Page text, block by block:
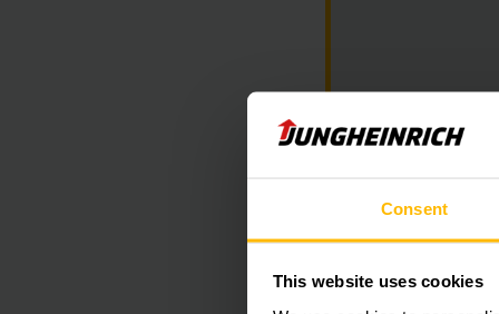
Consent
This website uses cookies
Para acessar